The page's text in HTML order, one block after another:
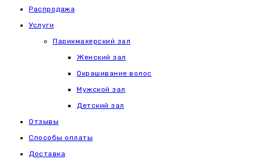
Распродажа
Услуги
Парикмахерский зал
Женский зал
Окрашивание волос
Мужской зал
Детский зал
Отзывы
Способы оплаты
Доставка